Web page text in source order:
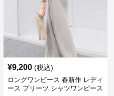
¥9,200 (税込)
ロングワンピース 春新作 レディ
ース プリーツ シャツワンピース